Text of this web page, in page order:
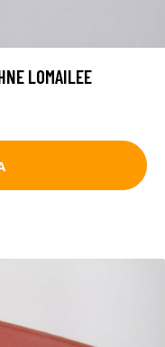
LOMAILEE